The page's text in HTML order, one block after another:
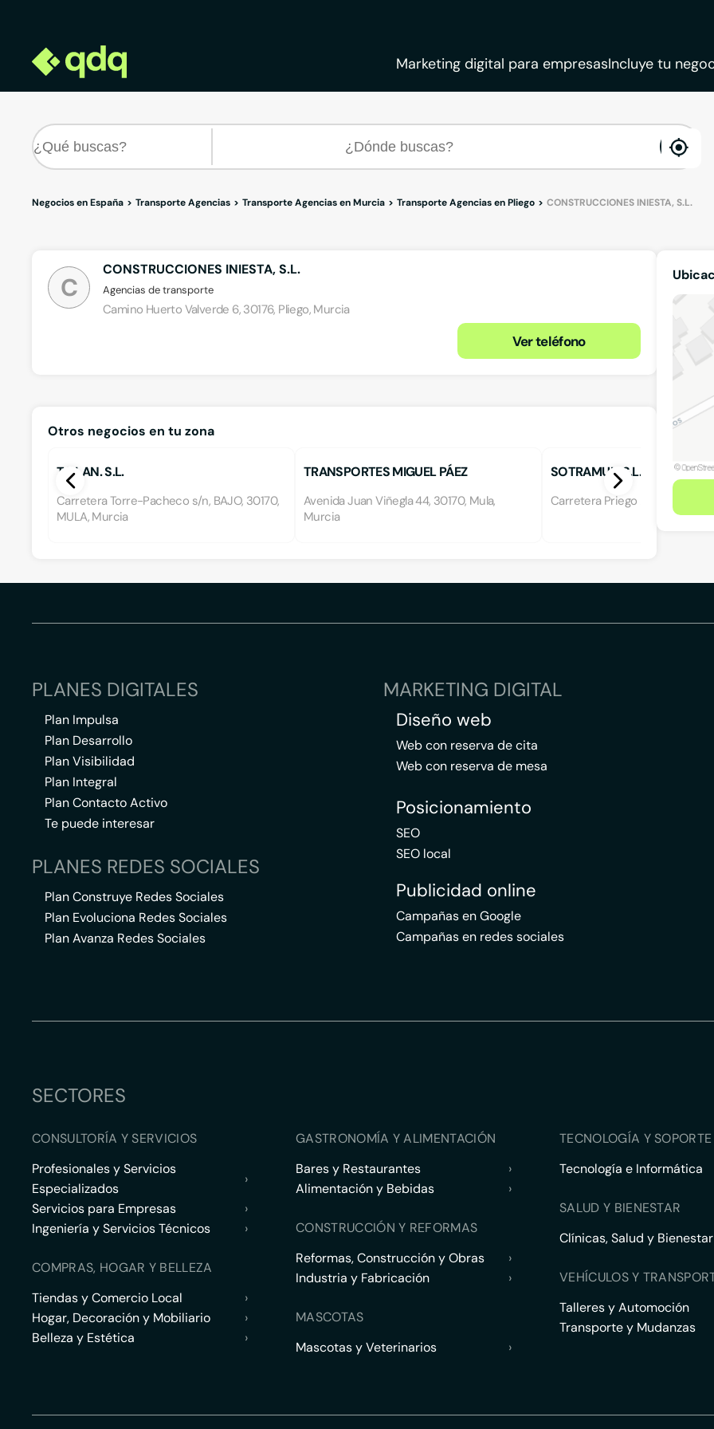
Marketing digital para empresasIncluye tu
Negocios en España Transporte Agencias Transporte Agencias en Murcia Transporte Agencias en Pliego CONSTRUCCIONES INIESTA, S.L.
C
CONSTRUCCIONES INIESTA, S.L.
Agencias de transporte
Camino Huerto Valverde 6, 30176, Pliego, Murcia
Ver teléfono
Otros negocios en tu zona
T.ILLAN. S.L.
Carretera Torre-Pacheco s/n, BAJO, 30170,
MULA, Murcia
TRANSPORTES MIGUEL PÁEZ
Avenida Juan Viñegla 44, 30170, Mula,
Murcia
SOTRAMUL, S.L.
Carretera Priego 2,5, 30170,
PLANES DIGITALES
Plan Impulsa
Plan Desarrollo
Plan Visibilidad
Plan Integral
Plan Contacto Activo
Te puede interesar
PLANES REDES SOCIALES
Plan Construye Redes Sociales
Plan Evoluciona Redes Sociales
Plan Avanza Redes Sociales
MARKETING DIGITAL
Diseño web
Web con reserva de cita
Web con reserva de mesa
Posicionamiento
SEO
SEO local
Publicidad online
Campañas en Google
Campañas en redes sociales
SECTORES
CONSULTORÍA Y SERVICIOS
Profesionales y Servicios
Especializados
›
Servicios para Empresas
›
Ingeniería y Servicios Técnicos
›
COMPRAS, HOGAR Y BELLEZA
Tiendas y Comercio Local
›
Hogar, Decoración y Mobiliario
›
Belleza y Estética
›
GASTRONOMÍA Y ALIMENTACIÓN
Bares y Restaurantes
›
Alimentación y Bebidas
›
CONSTRUCCIÓN Y REFORMAS
Reformas, Construcción y Obras
›
Industria y Fabricación
›
MASCOTAS
Mascotas y Veterinarios
›
TECNOLOGÍA Y
Tecnología e Informática
SALUD Y BIENESTAR
Clínicas, Salud y Bienestar
VEHÍCULOS Y
Talleres y Automoción
Transporte y Mudanzas